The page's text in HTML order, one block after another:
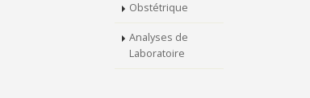
Obstétrique
Analyses de
Laboratoire